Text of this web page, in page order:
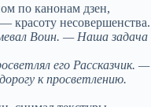
по канонам дзен,
красоту несовершенства.
Воин. — Наша задача
его Рассказчик. —
к просветлению.